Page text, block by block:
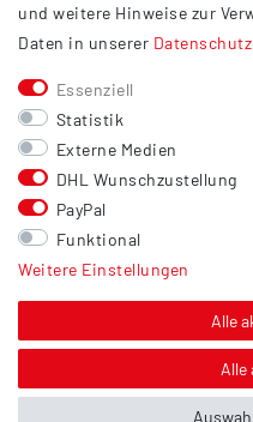
Service
Kontakt
Versand
Zahlung
Vertrag widerrufen
Sonstiges
Hinweis zur Entsorgung von
Über uns
und weitere Hinweise zur
Daten in unserer
Essenziell
Statistik
Externe Medien
DHL Wunschzustellung
PayPal
Funktional
Weitere Einstellungen
Alle
Alle